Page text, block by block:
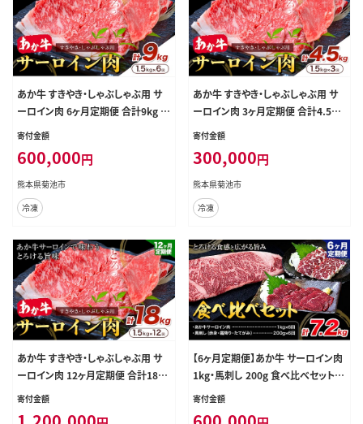
あか牛 すきやき・しゃぶしゃぶ用 サ
ーロイン肉 6ヶ月定期便 合計9kg 1
回 500g×3パック 合同会社たべた
赤牛 牛肉 肉 お肉 すきやき すき焼き
しゃぶしゃぶ サーロイン 熊本県産
菊池市 送料無料 ---069-1613---
寄付金額
600,000円
熊本県菊池市
冷凍
あか牛 すきやき・しゃぶしゃぶ用 サ
ーロイン肉 3ヶ月定期便 合計4.5kg
1回 500g×3パック 合同会社たべた
赤牛 牛肉 肉 お肉 すきやき すき焼き
しゃぶしゃぶ サーロイン 熊本県産
菊池市 送料無料 ---069-1612---
寄付金額
300,000円
熊本県菊池市
冷凍
あか牛 すきやき・しゃぶしゃぶ用 サ
ーロイン肉 12ヶ月定期便 合計18kg
1回 500g×3パック 合同会社たべた
寄付金額
【6ヶ月定期便】あか牛 サーロイン肉
1kg・馬刺し 200g 食べ比べセット
計7.2kg 合同会社たべたせいか《お
寄付金額